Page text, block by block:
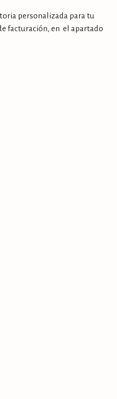
personalizada para tu
facturación, en el apartado